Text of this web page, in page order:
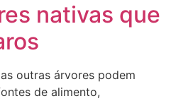
nativas que
outras árvores podem
de alimento,